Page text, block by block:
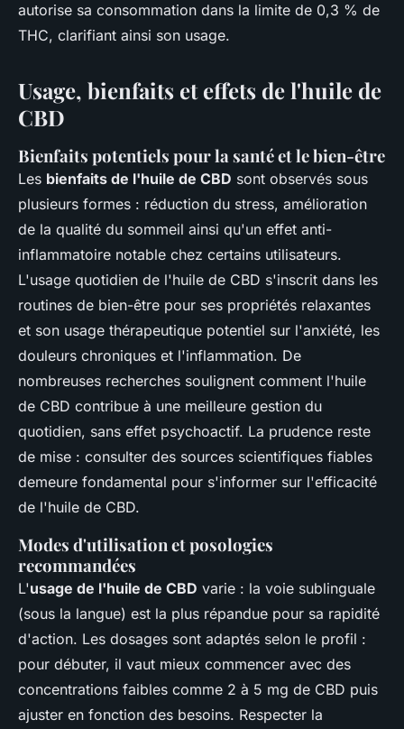
autorise sa consommation dans la limite de 0,3 % de
THC, clarifiant ainsi son usage.
Usage, bienfaits et effets de l'huile de
CBD
Bienfaits potentiels pour la santé et le bien-être
Les bienfaits de l'huile de CBD sont observés sous
plusieurs formes : réduction du stress, amélioration
de la qualité du sommeil ainsi qu'un effet anti-
inflammatoire notable chez certains utilisateurs.
L'usage quotidien de l'huile de CBD s'inscrit dans les
routines de bien-être pour ses propriétés relaxantes
et son usage thérapeutique potentiel sur l'anxiété, les
douleurs chroniques et l'inflammation. De
nombreuses recherches soulignent comment l'huile
de CBD contribue à une meilleure gestion du
quotidien, sans effet psychoactif. La prudence reste
de mise : consulter des sources scientifiques fiables
demeure fondamental pour s'informer sur l'efficacité
de l'huile de CBD.
Modes d'utilisation et posologies
recommandées
L'usage de l'huile de CBD varie : la voie sublinguale
(sous la langue) est la plus répandue pour sa rapidité
d'action. Les dosages sont adaptés selon le profil :
pour débuter, il vaut mieux commencer avec des
concentrations faibles comme 2 à 5 mg de CBD puis
ajuster en fonction des besoins. Respecter la